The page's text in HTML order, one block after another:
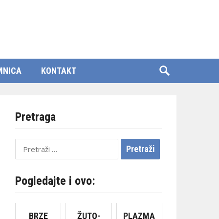
KONTAKT
Pretraga
Pretraži:
Pogledajte i ovo:
BRZE
ŽUTO-
PLAZMA